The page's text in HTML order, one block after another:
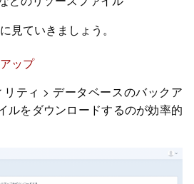
見ていきましょう。
ップ
ティ > データベースのバックア
ルをダウンロードするのが効率的